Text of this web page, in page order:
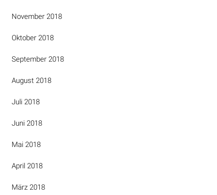
November 2018
Oktober 2018
September 2018
August 2018
Juli 2018
Juni 2018
Mai 2018
April 2018
März 2018